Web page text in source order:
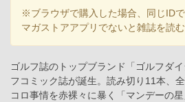
※ブラウザで購入した場合、同じID
マガストアアプリでないと雑誌を読
ゴルフ誌のトップブランド「ゴルフダ
フコミック誌が誕生。読み切り11本、
コロ事情を赤裸々に暴く「マンデーの